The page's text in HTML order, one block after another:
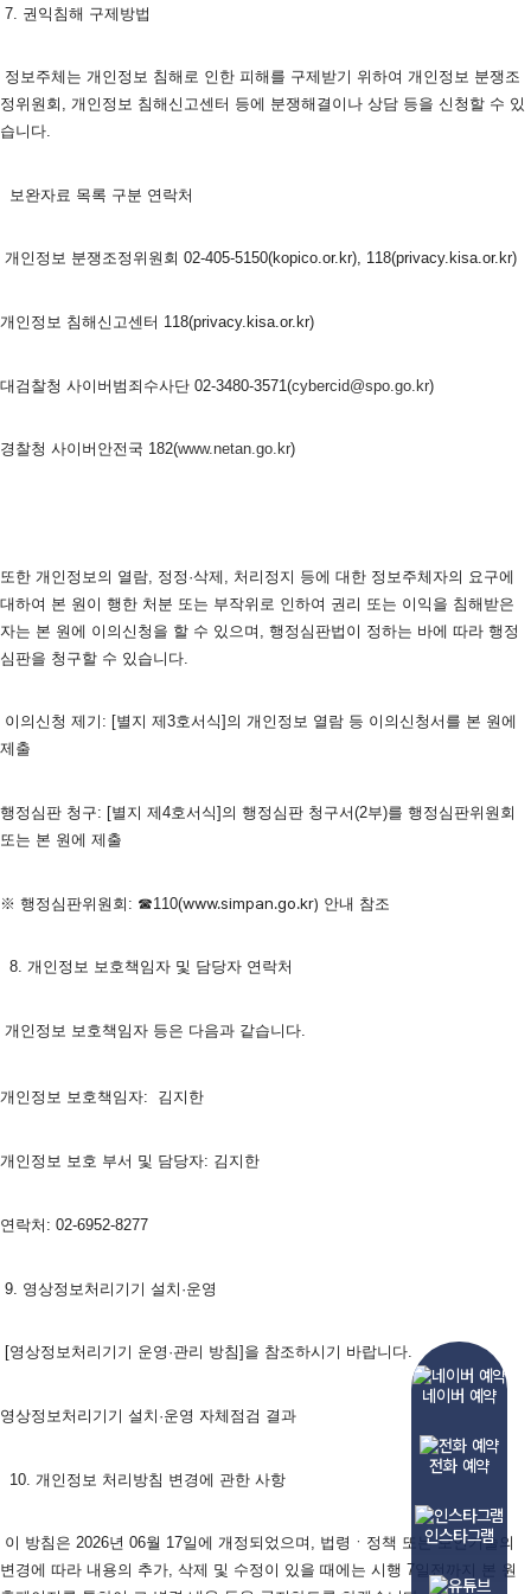
7. 권익침해 구제방법
정보주체는 개인정보 침해로 인한 피해를 구제받기 위하여 개인정보 분쟁조
정위원회, 개인정보 침해신고센터 등에 분쟁해결이나 상담 등을 신청할 수 있
습니다.
보완자료 목록 구분 연락처
개인정보 분쟁조정위원회 02-405-5150(kopico.or.kr), 118(privacy.kisa.or.kr)
개인정보 침해신고센터 118(privacy.kisa.or.kr)
대검찰청 사이버범죄수사단 02-3480-3571(cybercid@spo.go.kr)
경찰청 사이버안전국 182(www.netan.go.kr)
또한 개인정보의 열람, 정정·삭제, 처리정지 등에 대한 정보주체자의 요구에
대하여 본 원이 행한 처분 또는 부작위로 인하여 권리 또는 이익을 침해받은
자는 본 원에 이의신청을 할 수 있으며, 행정심판법이 정하는 바에 따라 행정
심판을 청구할 수 있습니다.
이의신청 제기: [별지 제3호서식]의 개인정보 열람 등 이의신청서를 본 원에
제출
행정심판 청구: [별지 제4호서식]의 행정심판 청구서(2부)를 행정심판위원회
또는 본 원에 제출
※ 행정심판위원회: ☎110(www.simpan.go.kr) 안내 참조
8. 개인정보 보호책임자 및 담당자 연락처
개인정보 보호책임자 등은 다음과 같습니다.
개인정보 보호책임자: 김지한
개인정보 보호 부서 및 담당자: 김지한
연락처: 02-6952-8277
9. 영상정보처리기기 설치·운영
[영상정보처리기기 운영·관리 방침]을 참조하시기 바랍니다.
영상정보처리기기 설치·운영 자체점검 결과
10. 개인정보 처리방침 변경에 관한 사항
이 방침은 2026년 06월 17일에 개정되었으며, 법령ㆍ정책 또는 보안기술의
변경에 따라 내용의 추가, 삭제 및 수정이 있을 때에는 시행 7일전까지 본 원
네이버 예약
전화 예약
인스타그램